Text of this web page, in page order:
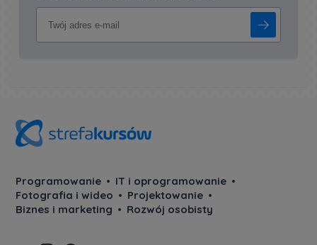
Programowanie
IT i oprogramowanie
Fotografia i wideo
Projektowanie
Biznes i marketing
Rozwój osobisty